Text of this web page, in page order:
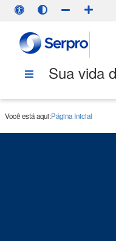
Sua vida
Você está aqui:Página Inicial